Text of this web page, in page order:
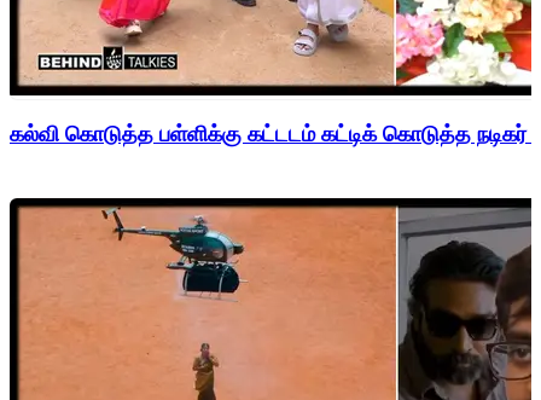
கல்வி கொடுத்த பள்ளிக்கு கட்டடம் கட்டிக் கொடுத்த நடிகர்